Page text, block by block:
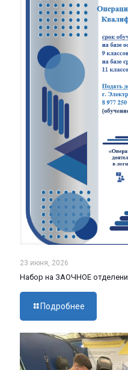
23 июня, 2026
Набор на ЗАОЧНОЕ
Подробнее